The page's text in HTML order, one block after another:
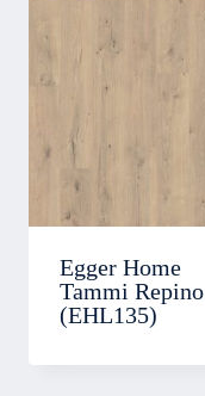
Egger Home
Tammi Repino
(EHL135)